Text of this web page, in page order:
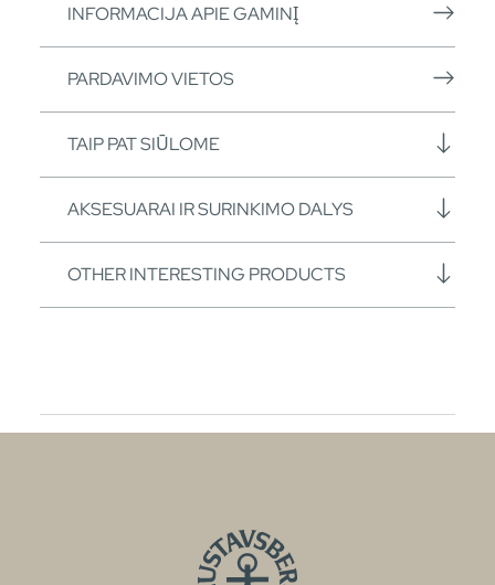
INFORMACIJA APIE GAMINĮ
PARDAVIMO VIETOS
TAIP PAT SIŪLOME
AKSESUARAI IR SURINKIMO DALYS
OTHER INTERESTING PRODUCTS